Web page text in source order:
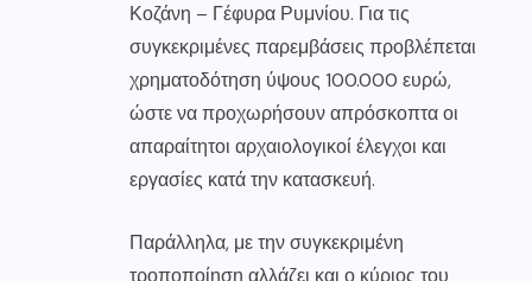
Κοζάνη – Γέφυρα Ρυμνίου. Για τις
συγκεκριμένες παρεμβάσεις προβλέπεται
χρηματοδότηση ύψους 100.000 ευρώ,
ώστε να προχωρήσουν απρόσκοπτα οι
απαραίτητοι αρχαιολογικοί έλεγχοι και
εργασίες κατά την κατασκευή.
Παράλληλα, με την συγκεκριμένη